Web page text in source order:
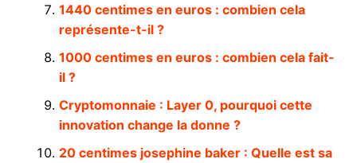
1440 centimes en euros : combien cela
représente-t-il ?
1000 centimes en euros : combien cela fait-
il ?
Cryptomonnaie : Layer 0, pourquoi cette
innovation change la donne ?
20 centimes josephine baker : Quelle est sa